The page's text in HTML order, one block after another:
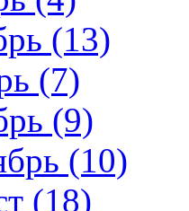
(13)
(7)
(9)
(10)
(18)